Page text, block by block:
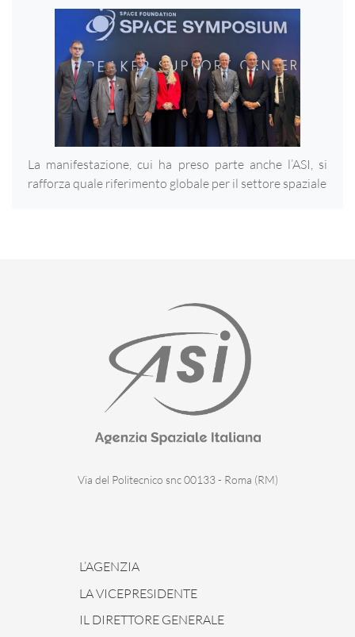
La manifestazione, cui ha preso parte anche l’ASI, si
rafforza quale riferimento globale per il settore spaziale
Via del Politecnico snc 00133 - Roma (RM)
L’AGENZIA
LA VICEPRESIDENTE
IL DIRETTORE GENERALE